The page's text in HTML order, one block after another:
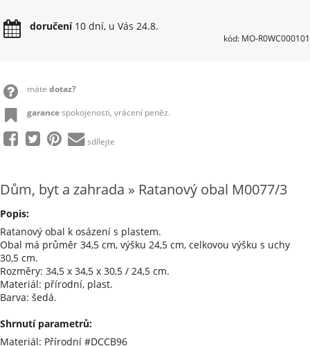
doručení10 dní, u Vás 24.8.
kód: MO-R0WC000101
máte dotaz?
garancespokojenosti, vrácení peněz.
sdílejte
Dům, byt a zahrada » Ratanový obal M0077/3
Popis:
Ratanový obal k osázení s plastem.
Obal má průměr 34,5 cm, výšku 24,5 cm, celkovou výšku s uchy
30,5 cm.
Rozměry: 34,5 x 34,5 x 30,5 / 24,5 cm.
Materiál: přírodní, plast.
Barva: šedá.
Shrnutí parametrů:
Materiál: Přírodní #DCCB96